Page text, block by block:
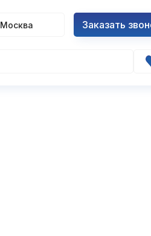
Москва Заказать